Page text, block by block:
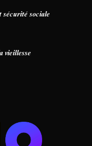
sécurité sociale
vieillesse